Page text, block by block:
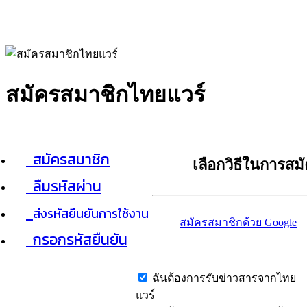
สมัครสมาชิกไทยแวร์
สมัครสมาชิก
ลืมรหัสผ่าน
ส่งรหัสยืนยันการใช้งาน
กรอกรหัสยืนยัน
เลือกวิธีในการส
สมัครสมาชิกด้วย Google
ฉันต้องการรับข่าวสารจากไทย
แวร์